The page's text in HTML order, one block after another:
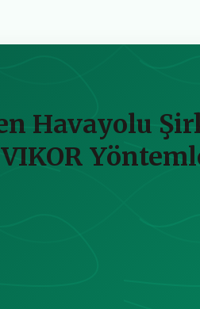
Havayolu
VIKOR